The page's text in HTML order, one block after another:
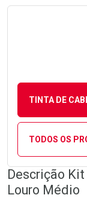
TINTA DE
TODOS OS
Descrição
Louro Médio